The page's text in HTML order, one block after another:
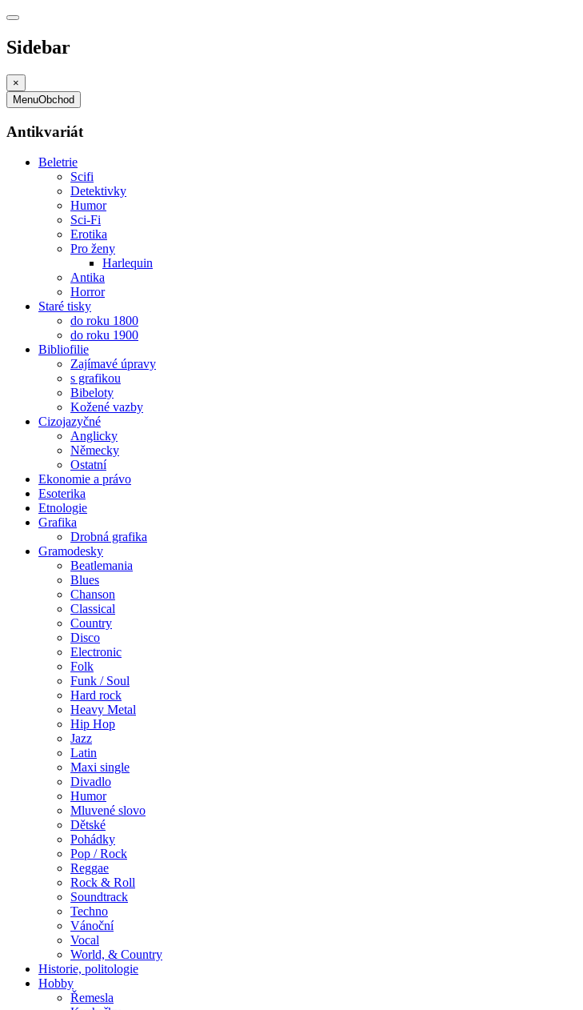
Sidebar
×
MenuObchod
Antikvariát
Beletrie
Scifi
Detektivky
Humor
Sci-Fi
Erotika
Pro ženy
Harlequin
Antika
Horror
Staré tisky
do roku 1800
do roku 1900
Bibliofilie
Zajímavé úpravy
s grafikou
Bibeloty
Kožené vazby
Cizojazyčné
Anglicky
Německy
Ostatní
Ekonomie a právo
Esoterika
Etnologie
Grafika
Drobná grafika
Gramodesky
Beatlemania
Blues
Chanson
Classical
Country
Disco
Electronic
Folk
Funk / Soul
Hard rock
Heavy Metal
Hip Hop
Jazz
Latin
Maxi single
Divadlo
Humor
Mluvené slovo
Dětské
Pohádky
Pop / Rock
Reggae
Rock & Roll
Soundtrack
Techno
Vánoční
Vocal
World, & Country
Historie, politologie
Hobby
Řemesla